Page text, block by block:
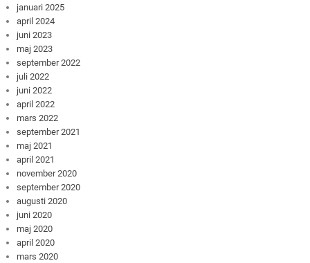
januari 2025
april 2024
juni 2023
maj 2023
september 2022
juli 2022
juni 2022
april 2022
mars 2022
september 2021
maj 2021
april 2021
november 2020
september 2020
augusti 2020
juni 2020
maj 2020
april 2020
mars 2020